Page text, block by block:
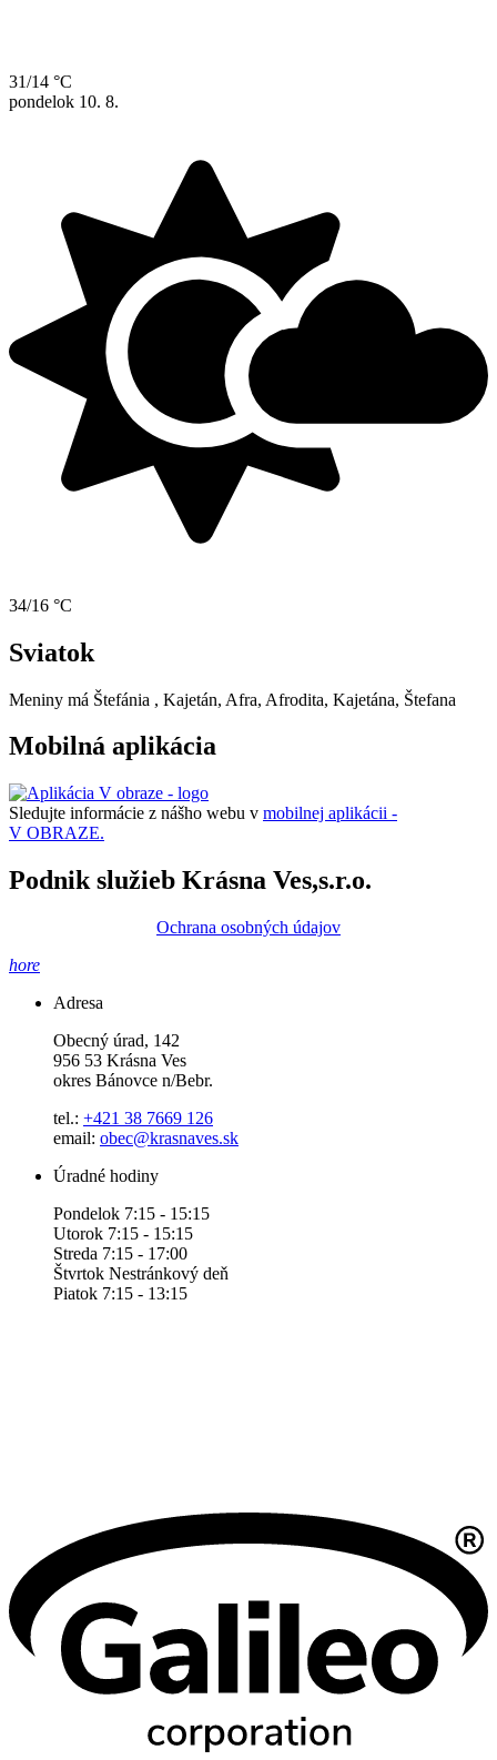
31/14 °C
pondelok 10. 8.
34/16 °C
Sviatok
Meniny má Štefánia , Kajetán, Afra, Afrodita, Kajetána, Štefana
Mobilná aplikácia
Sledujte informácie z nášho webu v mobilnej aplikácii -
V OBRAZE.
Podnik služieb Krásna Ves,s.r.o.
Ochrana osobných údajov
hore
Adresa
Obecný úrad, 142
956 53 Krásna Ves
okres Bánovce n/Bebr.
tel.: +421 38 7669 126
email: obec@krasnaves.sk
Úradné hodiny
Pondelok 7:15 - 15:15
Utorok 7:15 - 15:15
Streda 7:15 - 17:00
Štvrtok Nestránkový deň
Piatok 7:15 - 13:15